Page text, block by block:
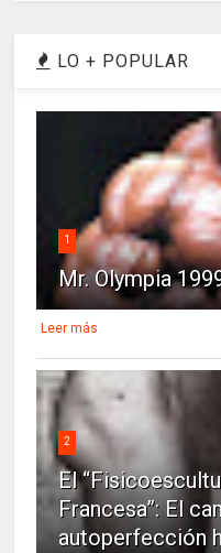
LO + POPULAR
1
Mr. Olympia
Leer más
2
El
Francesa”: El
autoperfección